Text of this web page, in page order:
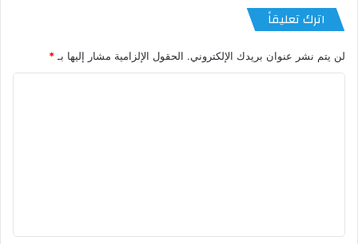
اترك تعليقاً
لن يتم نشر عنوان بريدك الإلكتروني. الحقول الإلزامية مشار إليها بـ *